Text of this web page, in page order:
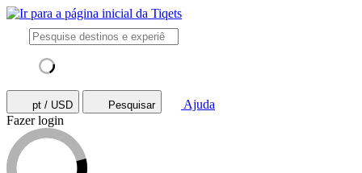
pt / USD Pesquisar
Ajuda
Fazer login